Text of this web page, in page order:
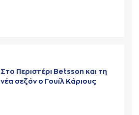
Στο Περιστέρι Betsson και τη
νέα σεζόν ο Γουίλ Κάριους